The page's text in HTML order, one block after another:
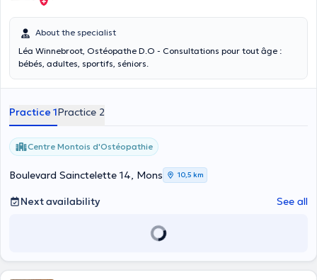
About the specialist
Léa Winnebroot, Ostéopathe D.O - Consultations pour tout âge :
bébés, adultes, sportifs, séniors.
Practice 1Practice 2
Centre Μontois d'Ostéopathie
Boulevard Sainctelette 14, Mons 10,5 km
Next availability See all